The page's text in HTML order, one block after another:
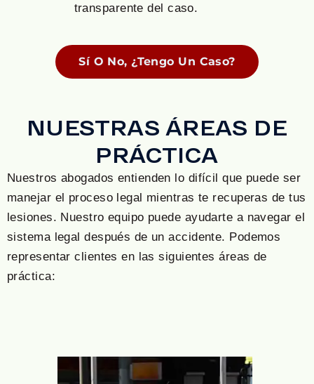
transparente del caso.
Sí O No, ¿Tengo Un Caso?
NUESTRAS ÁREAS DE
PRÁCTICA
Nuestros abogados entienden lo difícil que puede ser
manejar el proceso legal mientras te recuperas de tus
lesiones. Nuestro equipo puede ayudarte a navegar el
sistema legal después de un accidente. Podemos
representar clientes en las siguientes áreas de
práctica: